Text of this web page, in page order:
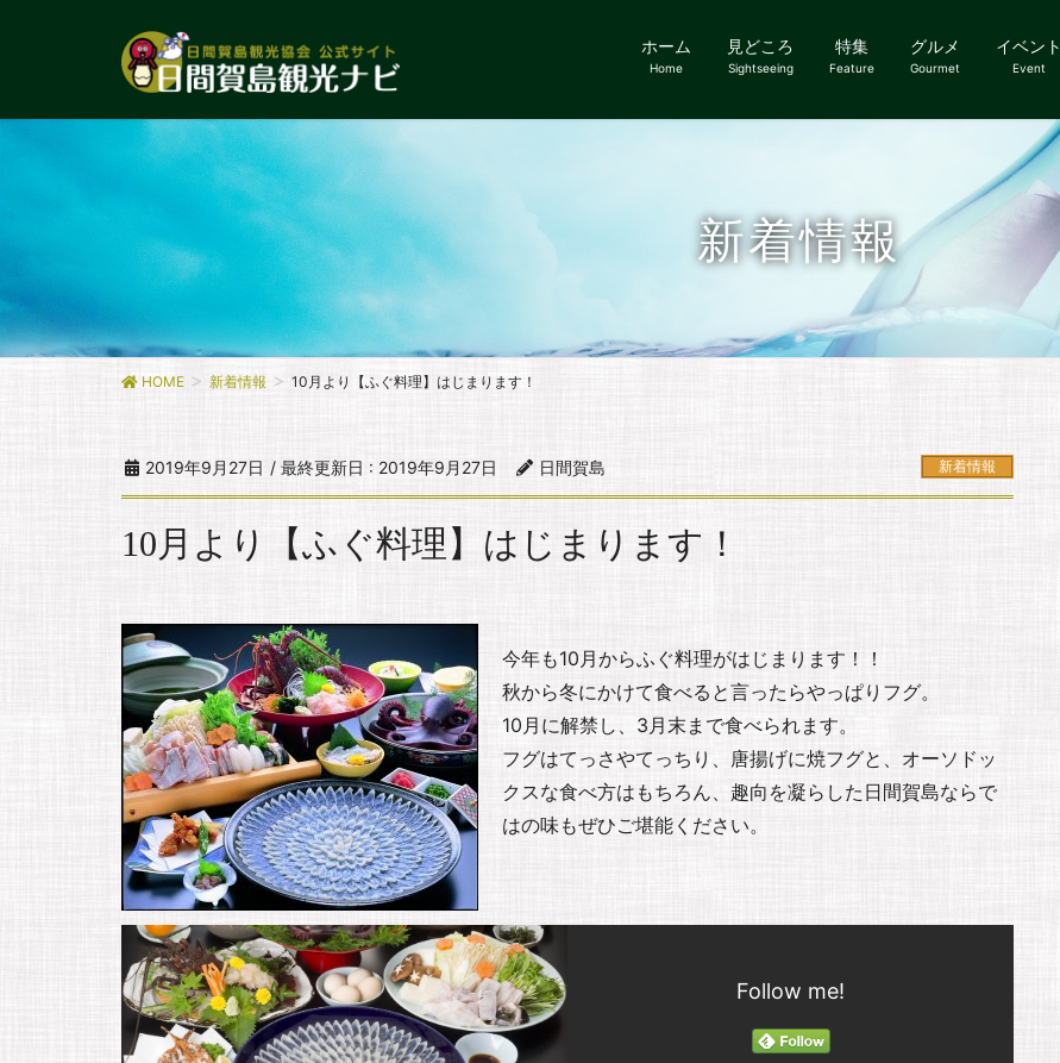
ホーム
Home
見どころ
Sightseeing
特集
Feature
グルメ
Gourmet
イベント
Event
新着情報
HOME 新着情報 10月より【ふぐ料理】はじまります！
2019年9月27日 / 最終更新日 : 2019年9月27日 日間賀島 新着情報
10月より【ふぐ料理】はじまります！
今年も10月からふぐ料理がはじまります！！
秋から冬にかけて食べると言ったらやっぱりフグ。
10月に解禁し、3月末まで食べられます。
フグはてっさやてっちり、唐揚げに焼フグと、オーソドッ
クスな食べ方はもちろん、趣向を凝らした日間賀島ならで
はの味もぜひご堪能ください。
Follow me!